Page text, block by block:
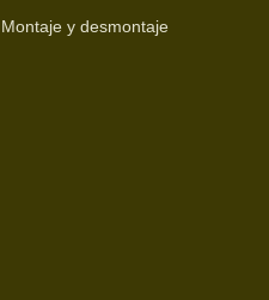
Montaje y desmontaje